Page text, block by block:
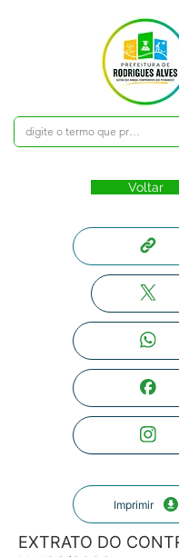
Voltar
Imprimir
EXTRATO DO